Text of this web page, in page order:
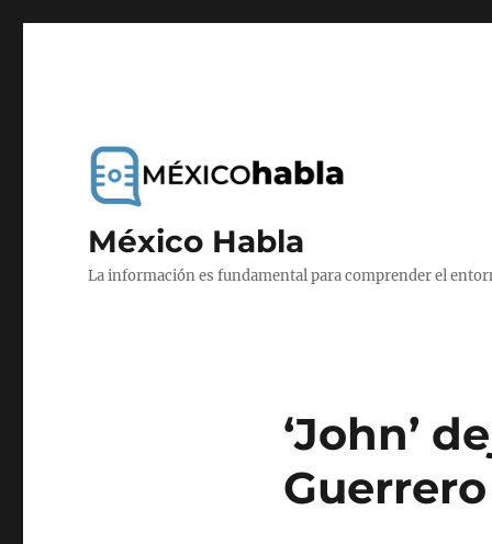
México Habla
La información es fundamental para comprender el
‘John’
Guerrero